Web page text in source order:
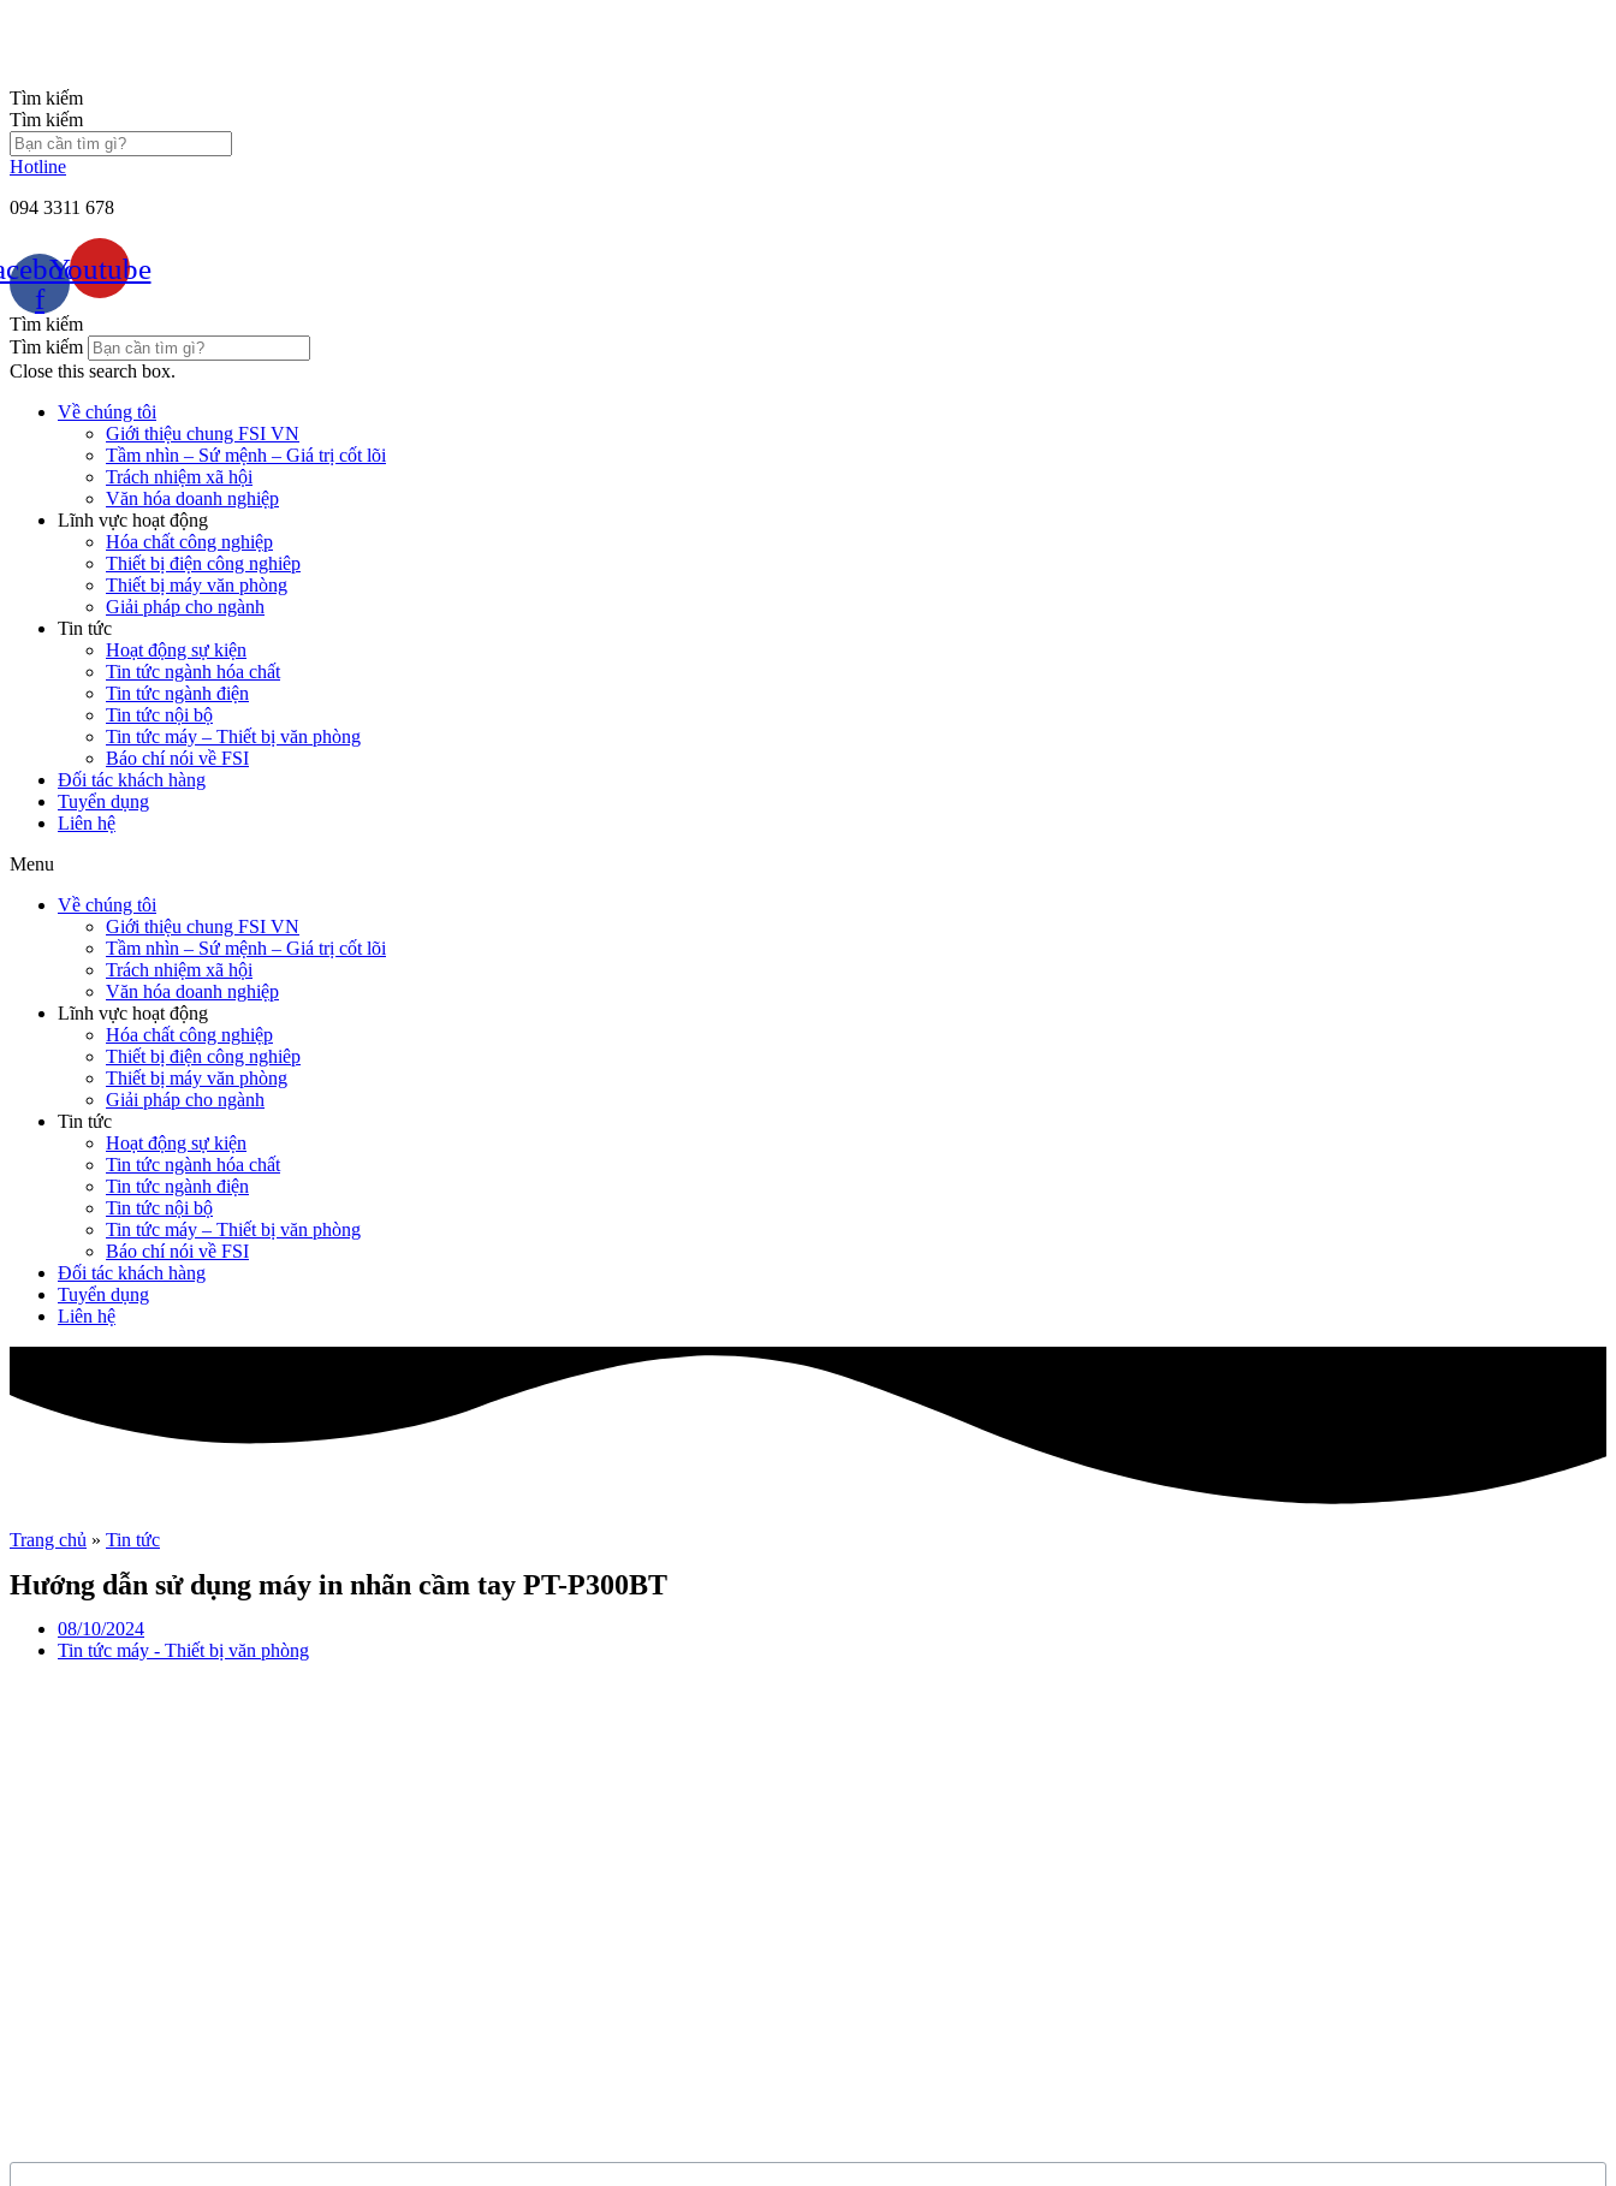
Tìm kiếm
Tìm kiếm
Hotline
094 3311 678
f
Youtube
Tìm kiếm
Tìm kiếm
Close this search box.
Về chúng tôi
Giới thiệu chung FSI VN
Tầm nhìn – Sứ mệnh – Giá trị cốt lõi
Trách nhiệm xã hội
Văn hóa doanh nghiệp
Lĩnh vực hoạt động
Hóa chất công nghiệp
Thiết bị điện công nghiêp
Thiết bị máy văn phòng
Giải pháp cho ngành
Tin tức
Hoạt động sự kiện
Tin tức ngành hóa chất
Tin tức ngành điện
Tin tức nội bộ
Tin tức máy – Thiết bị văn phòng
Báo chí nói về FSI
Đối tác khách hàng
Tuyển dụng
Liên hệ
Menu
Về chúng tôi
Giới thiệu chung FSI VN
Tầm nhìn – Sứ mệnh – Giá trị cốt lõi
Trách nhiệm xã hội
Văn hóa doanh nghiệp
Lĩnh vực hoạt động
Hóa chất công nghiệp
Thiết bị điện công nghiêp
Thiết bị máy văn phòng
Giải pháp cho ngành
Tin tức
Hoạt động sự kiện
Tin tức ngành hóa chất
Tin tức ngành điện
Tin tức nội bộ
Tin tức máy – Thiết bị văn phòng
Báo chí nói về FSI
Đối tác khách hàng
Tuyển dụng
Liên hệ
Trang chủ » Tin tức
Hướng dẫn sử dụng máy in nhãn cầm tay PT-P300BT
08/10/2024
Tin tức máy - Thiết bị văn phòng